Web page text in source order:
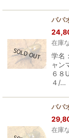
ババ
在庫
学名
ャン
６８
４/…
ババ
在庫